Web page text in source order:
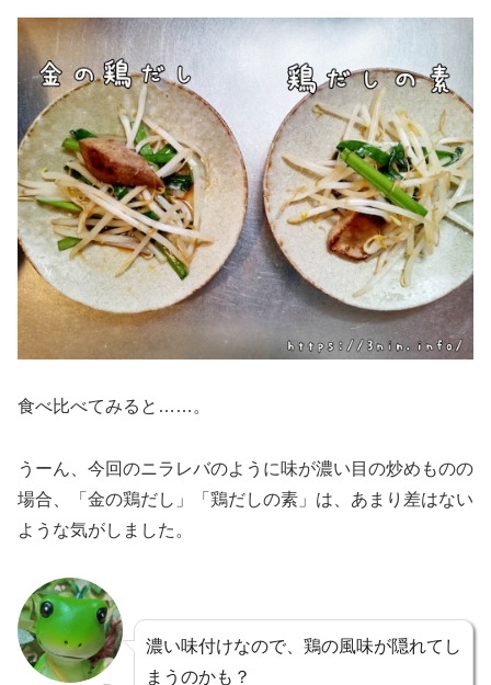
食べ比べてみると……。
うーん、今回のニラレバのように味が濃い目の炒めものの
場合、「金の鶏だし」「鶏だしの素」は、あまり差はない
ような気がしました。
濃い味付けなので、鶏の風味が隠れてし
まうのかも？